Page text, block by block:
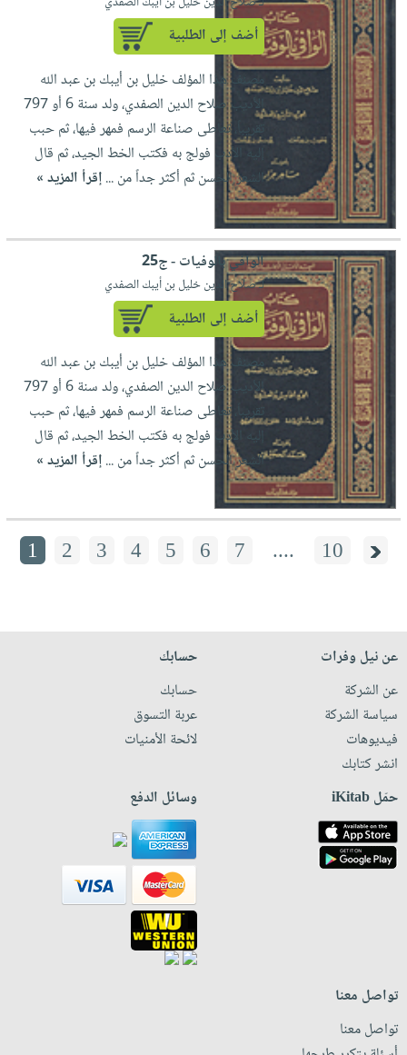
أضف إلى الطلبية
مصنف هذا المؤلف خليل بن أيبك بن عبد الله
الأديب صلاح الدين الصفدي، ولد سنة 6 أو 797
تقريباً، تعاطى صناعة الرسم فمهر فيها، ثم حبب
إليه الأدب فولج به فكتب الخط الجيد، ثم قال
الشعر الحسن ثم أكثر جداً من ...إقرأ المزيد »
الوافي بالوفيات - ج25
لـ صلاح الدين خليل بن أيبك الصفدي
أضف إلى الطلبية
مصنف هذا المؤلف خليل بن أيبك بن عبد الله
الأديب صلاح الدين الصفدي، ولد سنة 6 أو 797
تقريباً، تعاطى صناعة الرسم فمهر فيها، ثم حبب
إليه الأدب فولج به فكتب الخط الجيد، ثم قال
الشعر الحسن ثم أكثر جداً من ...إقرأ المزيد »
1 2 3 4 5 6 7 .... 10
عن نيل وفرات
عن الشركة
سياسة الشركة
فيديوهات
انشر كتابك
حسابك
حسابك
عربة التسوق
لائحة الأمنيات
حمّل iKitab وسائل الدفع
تواصل معنا
تواصل معنا